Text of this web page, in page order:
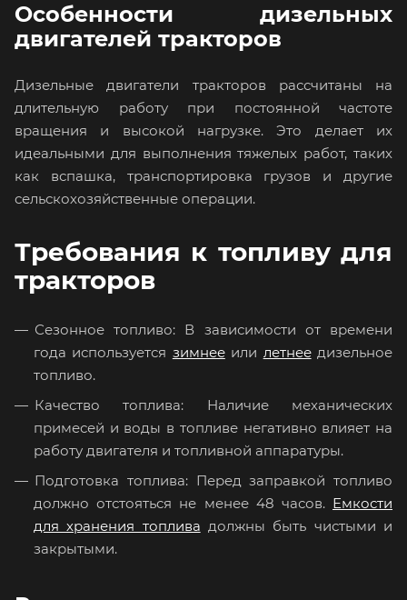
Особенности дизельных
двигателей тракторов
Дизельные двигатели тракторов рассчитаны на
длительную работу при постоянной частоте
вращения и высокой нагрузке. Это делает их
идеальными для выполнения тяжелых работ, таких
как вспашка, транспортировка грузов и другие
сельскохозяйственные операции.
Требования к топливу для
тракторов
Сезонное топливо: В зависимости от времени
года используется зимнееили летнеедизельное
топливо.
Качество топлива: Наличие механических
примесей и воды в топливе негативно влияет на
работу двигателя и топливной аппаратуры.
Подготовка топлива: Перед заправкой топливо
должно отстояться не менее 48 часов. Емкости
для хранения топлива должны быть чистыми и
закрытыми.